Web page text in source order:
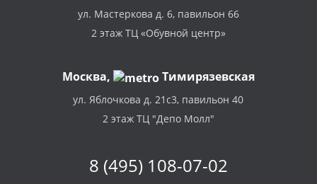
ул. Мастеркова д. 6, павильон 66
2 этаж ТЦ «Обувной центр»
Москва, Тимирязевская
ул. Яблочкова д. 21с3, павильон 40
2 этаж ТЦ "Депо Молл"
8 (495) 108-07-02